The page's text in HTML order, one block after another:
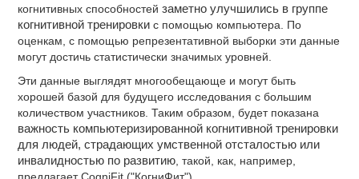
когнитивных способностейзаметно улучшились в группе
когнитивной тренировки с помощью компьютера. По
оценкам, с помощью репрезентативной выборки эти данные
могут достичь статистически значимых уровней.
Эти данные выглядят многообещающе и могут быть
хорошей базой для будущего исследования с большим
количеством участников. Таким образом, будет показана
важность компьютеризированной когнитивной тренировки
для людей, страдающих умственной отсталостью или
инвалидностью по развитию , такой, как, например,